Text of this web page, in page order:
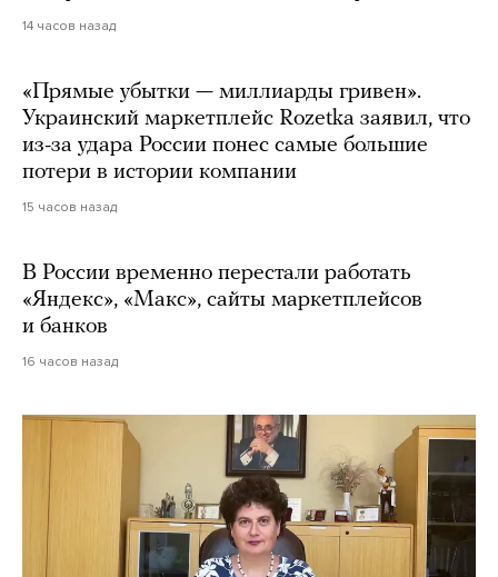
14 часов назад
«Прямые убытки — миллиарды гривен».
Украинский маркетплейс Rozetka заявил, что
из-за удара России понес самые большие
потери в истории компании
15 часов назад
В России временно перестали работать
«Яндекс», «Макс», сайты маркетплейсов
и банков
16 часов назад